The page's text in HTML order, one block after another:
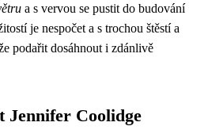
a s vervou se pustit do budování
je nespočet a s trochou štěstí a
podařit dosáhnout i zdánlivě
Jennifer Coolidge